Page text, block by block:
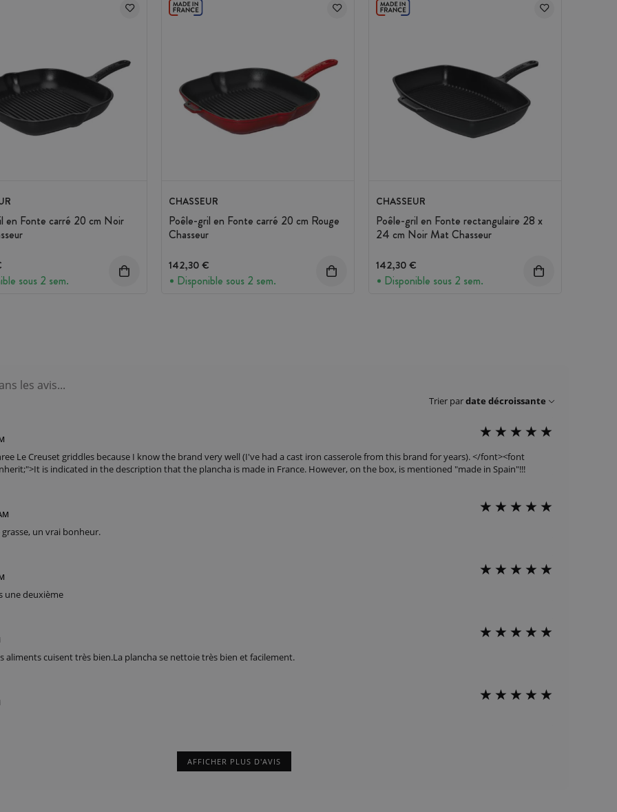
en Fonte carré 20 cm Noir
sous 2 sem.
CHASSEUR
Poêle-gril en Fonte carré 20 cm Rouge
Chasseur
142,30 €
Disponible sous 2 sem.
CHASSEUR
Poêle-gril en Fonte rectangulaire 28 x
24 cm Noir Mat Chasseur
142,30 €
Disponible sous 2 sem.
Trier pardate décroissante
Le Creuset griddles because I know the brand very well (I've had a cast iron casserole from this brand for years). </font><font
is indicated in the description that the plancha is made in France. However, on the box, is mentioned "made in Spain"!!!
un vrai bonheur.
une deuxième
aliments cuisent très bien.La plancha se nettoie très bien et facilement.
AFFICHER PLUS D'AVIS